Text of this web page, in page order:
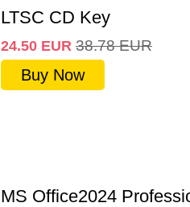
LTSC CD Key
24.50 EUR 38.78 EUR
Buy Now
MS Office2024